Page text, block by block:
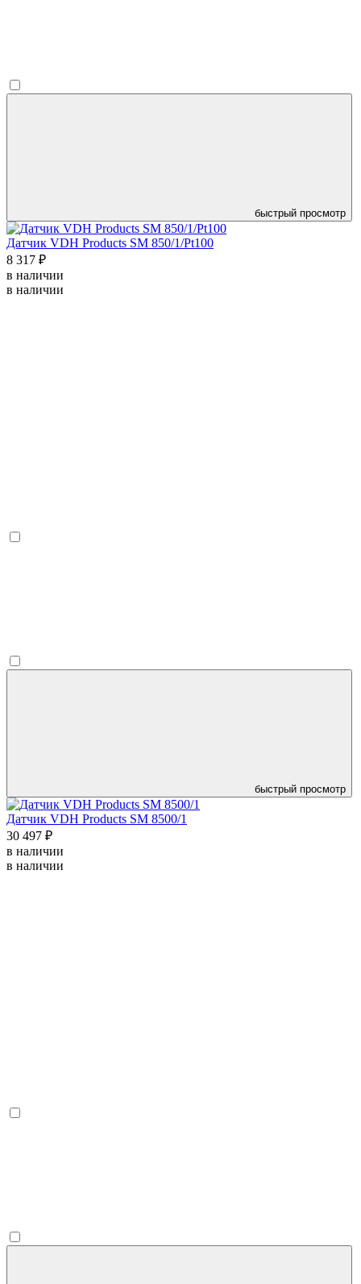
быстрый просмотр
Датчик VDH Products SM 850/1/Pt100
8 317 ₽
в наличии
в наличии
быстрый просмотр
Датчик VDH Products SM 8500/1
30 497 ₽
в наличии
в наличии